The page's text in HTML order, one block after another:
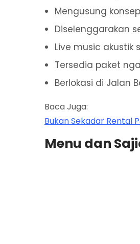
Mengusung
Diselenggarakan
Live music akustik
Tersedia paket
Berlokasi di Jalan
Baca Juga:
Bukan Sekadar Rental
Menu dan